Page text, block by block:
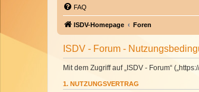
FAQ
ISDV-Homepage Foren
ISDV - Forum -
Mit dem Zugriff auf „ISDV - Forum“
1. NUTZUNGSVERTRAG